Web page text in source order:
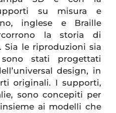
su misura e
inglese e Braille
la storia di
Sia le riproduzioni sia
stati progettati
design, in
originali. I supporti,
sono concepiti per
ai modelli che